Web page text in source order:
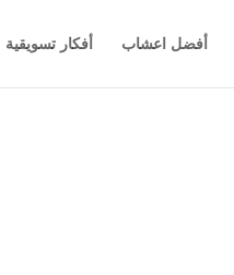
أفضل اعشاب أفكار تسويقية